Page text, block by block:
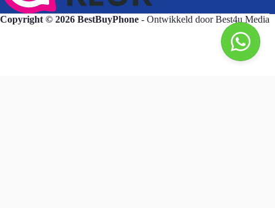
Copyright © 2026 BestBuyPhone - Ontwikkeld doorBest4u Media